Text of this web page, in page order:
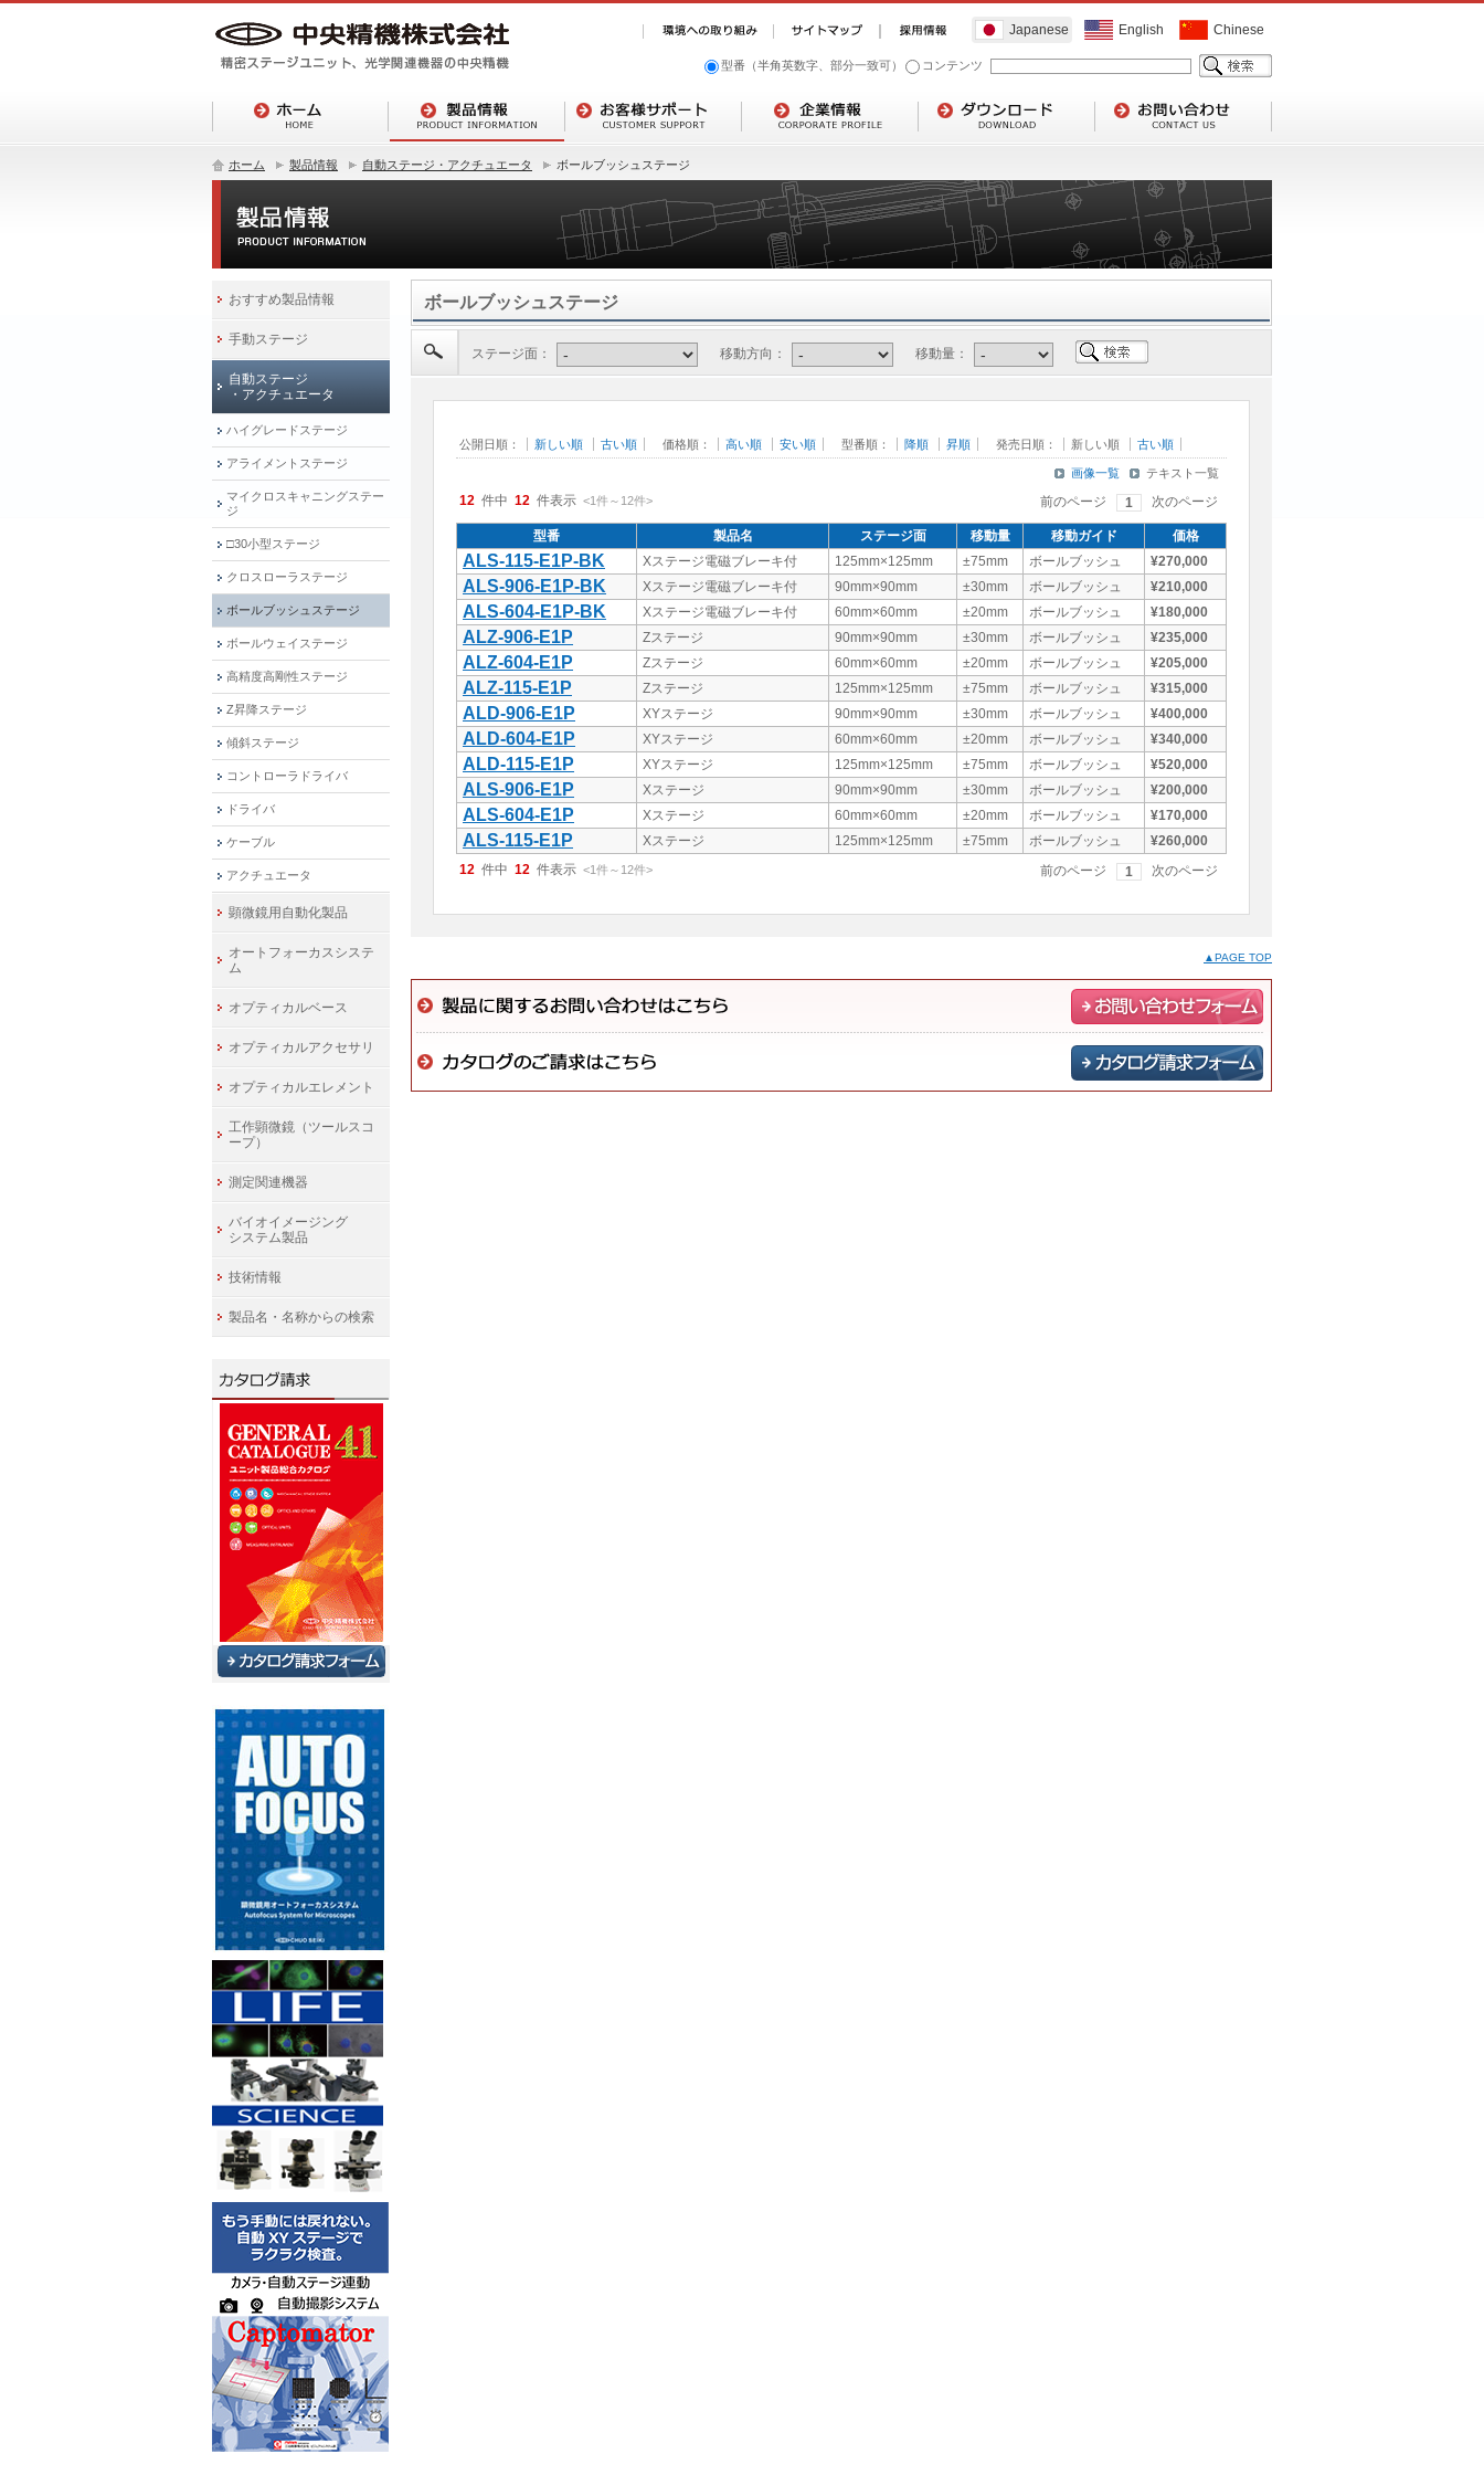
Japanese English Chinese
型番（半角英数字、部分一致可） コンテンツ
ホーム 製品情報 自動ステージ・アクチュエータ ボールブッシュステージ
ボールブッシュステージ
ステージ面： 移動方向： 移動量：
公開日順： 新しい順 古い順 価格順： 高い順 安い順 型番順： 降順 昇順 発売日順： 新しい順 古い順
画像一覧 テキスト一覧
12 件中 12 件表示 <1件～ 12件> 前のページ 1 次のページ
型番 製品名 ステージ面 移動量 移動ガイド 価格
ALS-115-E1P-BK Xステージ電磁ブレーキ付 125mm×125mm ±75mm ボールブッシュ ¥270,000
ALS-906-E1P-BK Xステージ電磁ブレーキ付 90mm×90mm ±30mm ボールブッシュ ¥210,000
ALS-604-E1P-BK Xステージ電磁ブレーキ付 60mm×60mm ±20mm ボールブッシュ ¥180,000
ALZ-906-E1P Zステージ 90mm×90mm ±30mm ボールブッシュ ¥235,000
ALZ-604-E1P Zステージ 60mm×60mm ±20mm ボールブッシュ ¥205,000
ALZ-115-E1P Zステージ 125mm×125mm ±75mm ボールブッシュ ¥315,000
ALD-906-E1P XYステージ 90mm×90mm ±30mm ボールブッシュ ¥400,000
ALD-604-E1P XYステージ 60mm×60mm ±20mm ボールブッシュ ¥340,000
ALD-115-E1P XYステージ 125mm×125mm ±75mm ボールブッシュ ¥520,000
ALS-906-E1P Xステージ 90mm×90mm ±30mm ボールブッシュ ¥200,000
ALS-604-E1P Xステージ 60mm×60mm ±20mm ボールブッシュ ¥170,000
ALS-115-E1P Xステージ 125mm×125mm ±75mm ボールブッシュ
¥260,000
12 件中 12 件表示 <1件～ 12件> 前のページ 1 次のページ
▲PAGE TOP
おすすめ製品情報
手動ステージ
自動ステージ
・アクチュエータ
ハイグレードステージ
アライメントステージ
マイクロスキャニングステー
ジ
□30小型ステージ
クロスローラステージ
ボールブッシュステージ
ボールウェイステージ
高精度高剛性ステージ
Z昇降ステージ
傾斜ステージ
コントローラドライバ
ドライバ
ケーブル
アクチュエータ
顕微鏡用自動化製品
オートフォーカスシステ
ム
オプティカルベース
オプティカルアクセサリ
オプティカルエレメント
工作顕微鏡（ツールスコ
ープ）
測定関連機器
バイオイメージング
システム製品
技術情報
製品名・名称からの検索